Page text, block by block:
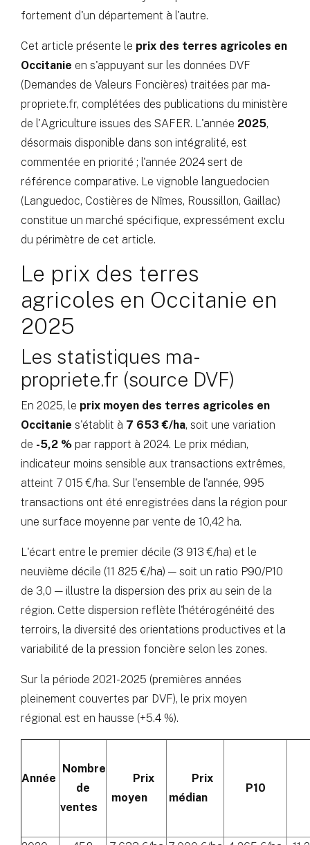
fortement d'un département à l'autre.
Cet article présente le prix des terres agricoles en
Occitanie en s'appuyant sur les données DVF
(Demandes de Valeurs Foncières) traitées par ma-
propriete.fr, complétées des publications du ministère
de l'Agriculture issues des SAFER. L'année 2025,
désormais disponible dans son intégralité, est
commentée en priorité ; l'année 2024 sert de
référence comparative. Le vignoble languedocien
(Languedoc, Costières de Nîmes, Roussillon, Gaillac)
constitue un marché spécifique, expressément exclu
du périmètre de cet article.
Le prix des terres
agricoles en Occitanie en
2025
Les statistiques ma-
propriete.fr (source DVF)
En 2025, le prix moyen des terres agricoles en
Occitanie s'établit à 7 653 €/ha, soit une variation
de -5,2 % par rapport à 2024. Le prix médian,
indicateur moins sensible aux transactions extrêmes,
atteint 7 015 €/ha. Sur l'ensemble de l'année, 995
transactions ont été enregistrées dans la région pour
une surface moyenne par vente de 10,42 ha.
L'écart entre le premier décile (3 913 €/ha) et le
neuvième décile (11 825 €/ha) — soit un ratio P90/P10
de 3,0 — illustre la dispersion des prix au sein de la
région. Cette dispersion reflète l'hétérogénéité des
terroirs, la diversité des orientations productives et la
variabilité de la pression foncière selon les zones.
Sur la période 2021-2025 (premières années
pleinement couvertes par DVF), le prix moyen
régional est en hausse (+5.4 %).
Année
Nombre
de
ventes
Prix
moyen
Prix
médian
P10